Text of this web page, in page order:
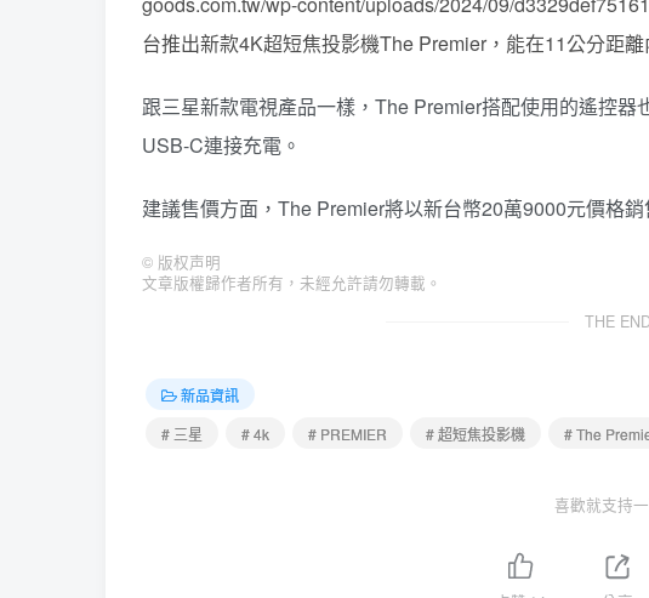
台推出新款4K超短焦投影機The Premier，能在11公分距離
跟三星新款電視產品一樣，The Premier搭配使用的遙控
USB-C連接充電。
建議售價方面，The Premier將以新台幣20萬9000元價格銷
© 版权声明
文章版權歸作者所有，未經允許請勿轉載。
THE
新品資訊
# 三星
# 4k # PREMIER # 超短焦投影機 # The
喜歡就支持